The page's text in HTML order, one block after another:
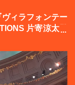
ィラフォンテー
片寄涼太登